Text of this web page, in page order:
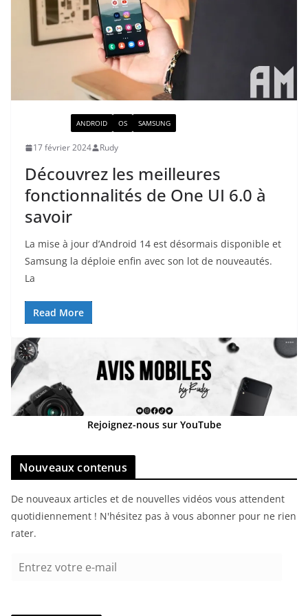
ANDROID OS SAMSUNG
17 février 2024 Rudy
Découvrez les meilleures
fonctionnalités de One UI 6.0 à
savoir
La mise à jour d’Android 14 est désormais disponible et
Samsung la déploie enfin avec son lot de nouveautés.
La
Read More
Rejoignez-nous sur YouTube
Nouveaux contenus
De nouveaux articles et de nouvelles vidéos vous attendent
quotidiennement ! N'hésitez pas à vous abonner pour ne rien
rater.
r